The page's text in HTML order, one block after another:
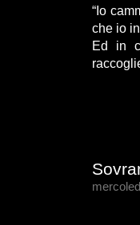
“Io
che io
Ed in